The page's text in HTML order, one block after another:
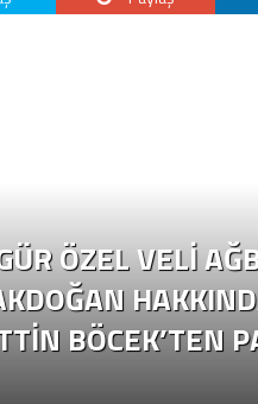
ÖZEL VELI
BÖCEK’TEN